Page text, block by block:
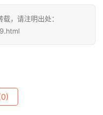
，请注明出处：